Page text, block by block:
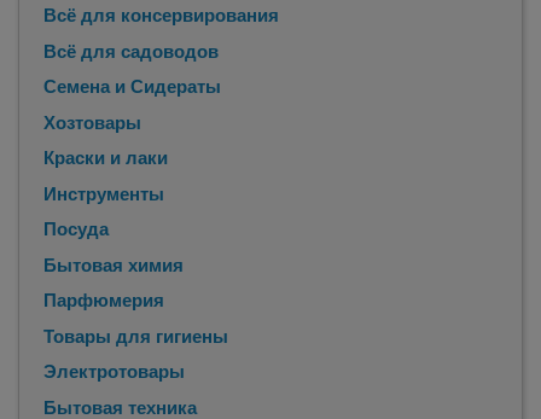
Всё для консервирования
Всё для садоводов
Семена и Сидераты
Хозтовары
Краски и лаки
Инструменты
Посуда
Бытовая химия
Парфюмерия
Товары для гигиены
Электротовары
Бытовая техника